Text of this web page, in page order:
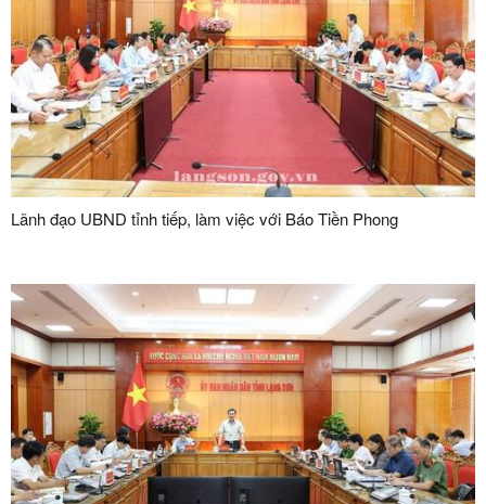
Lãnh đạo UBND tỉnh tiếp, làm việc với Báo Tiền Phong